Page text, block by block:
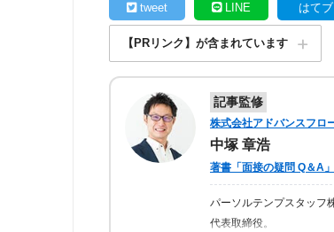
tweet LINE はてブ
【PRリンク】が含まれています
記事監修
株式会社アドバンスフロ
中塚 章浩
著書「面接の疑問 Q＆A」
パーソルテンプスタッフ
代表取締役。